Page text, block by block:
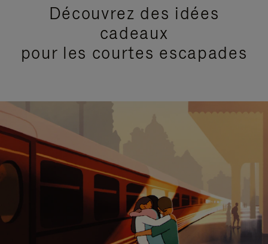
Découvrez des idées
cadeaux
pour les courtes escapades